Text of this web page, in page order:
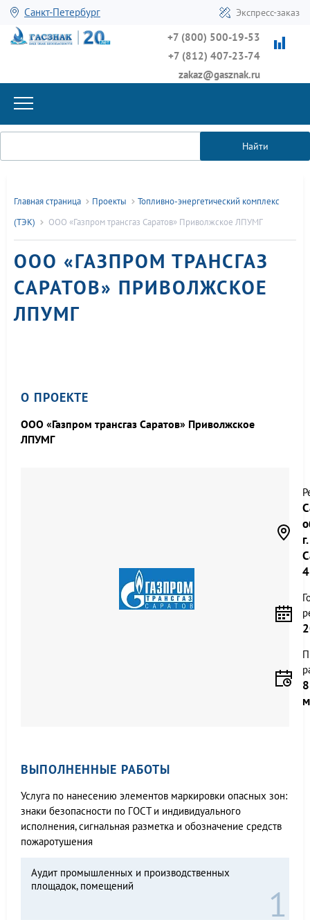
Санкт-Петербург Экспресс-заказ
+7 (800) 500-19-53
+7 (812) 407-23-74
zakaz@gasznak.ru
Найти
Главная страница Проекты
Топливно-энергетический комплекс
(ТЭК)
ООО «Газпром трансгаз Саратов» Приволжское ЛПУМГ
ООО «ГАЗПРОМ ТРАНСГАЗ
САРАТОВ» ПРИВОЛЖСКОЕ
ЛПУМГ
О ПРОЕКТЕ
ООО «Газпром трансгаз Саратов» Приволжское
ЛПУМГ
г.
8
ВЫПОЛНЕННЫЕ РАБОТЫ
Услуга по нанесению элементов маркировки опасных зон:
знаки безопасности по ГОСТ и индивидуального
исполнения, сигнальная разметка и обозначение средств
пожаротушения
Аудит промышленных и производственных
площадок, помещений